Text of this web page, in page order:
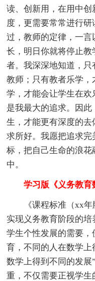
读、创新用，在用中
度，更需要常常进行
过，教师的定律，一
长，明日你就将停止
者。我深深地知道，
教师；只有教者乐学
学，才能会让学生在
是我最大的追求。因
生，才能更有深度的
求所好。我愿把追求完
标，把自己生命的浪
中。
学习版《义务教育
《课程标准（xx年
实现义务教育阶段的
学生个性发展的需要
育，不同的人在数学上
数学上得到不同的发
重，不仅需要正视学生